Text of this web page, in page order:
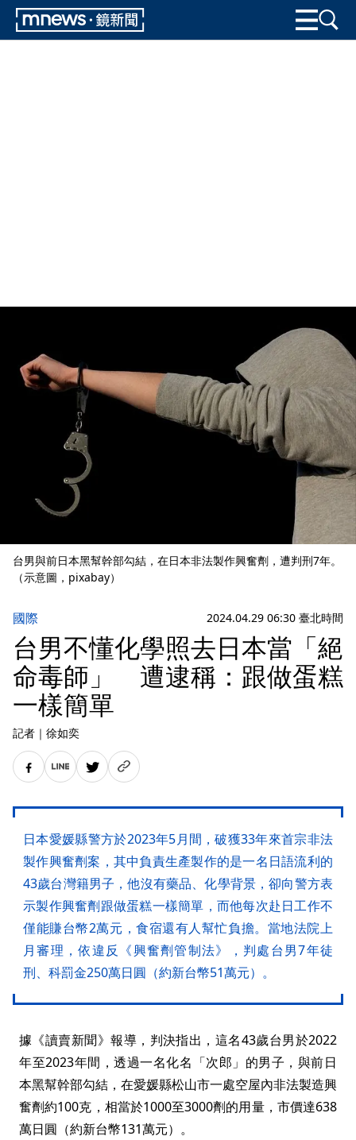
台男與前日本黑幫幹部勾結，在日本非法製作興奮劑，遭判刑7年。
（示意圖，pixabay）
國際 2024.04.29 06:30 臺北時間
台男不懂化學照去日本當「絕
命毒師」 遭逮稱：跟做蛋糕
一樣簡單
記者 ｜ 徐如奕
日本愛媛縣警方於2023年5月間，破獲33年來首宗非法
製作興奮劑案，其中負責生產製作的是一名日語流利的
43歲台灣籍男子，他沒有藥品、化學背景，卻向警方表
示製作興奮劑跟做蛋糕一樣簡單，而他每次赴日工作不
僅能賺台幣2萬元，食宿還有人幫忙負擔。當地法院上
月審理，依違反《興奮劑管制法》，判處台男7年徒
刑、科罰金250萬日圓（約新台幣51萬元）。
據《讀賣新聞》報導，判決指出，這名43歲台男於2022
年至2023年間，透過一名化名「次郎」的男子，與前日
本黑幫幹部勾結，在愛媛縣松山市一處空屋內非法製造興
奮劑約100克，相當於1000至3000劑的用量，市價達638
萬日圓（約新台幣131萬元）。